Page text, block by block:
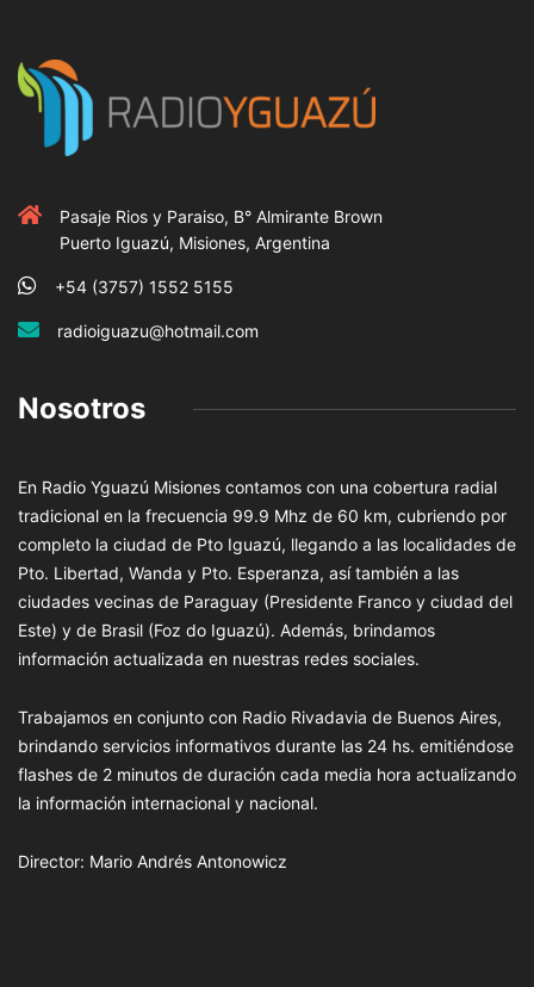
Pasaje Rios y Paraiso, B° Almirante Brown
Puerto Iguazú, Misiones, Argentina
+54 (3757) 1552 5155
radioiguazu@hotmail.com
Nosotros
En Radio Yguazú Misiones contamos con una cobertura radial
tradicional en la frecuencia 99.9 Mhz de 60 km, cubriendo por
completo la ciudad de Pto Iguazú, llegando a las localidades de
Pto. Libertad, Wanda y Pto. Esperanza, así también a las
ciudades vecinas de Paraguay (Presidente Franco y ciudad del
Este) y de Brasil (Foz do Iguazú). Además, brindamos
información actualizada en nuestras redes sociales.
Trabajamos en conjunto con Radio Rivadavia de Buenos Aires,
brindando servicios informativos durante las 24 hs. emitiéndose
flashes de 2 minutos de duración cada media hora actualizando
la información internacional y nacional.
Director: Mario Andrés Antonowicz